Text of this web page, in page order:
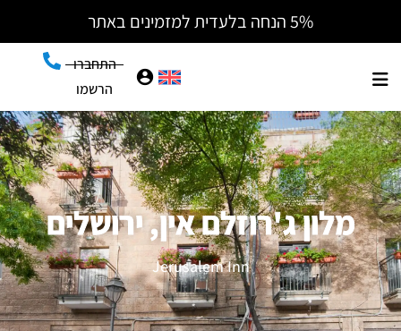
5% הנחה בלעדית למזמינים באתר
התחברו
הרשמו
מלון ג'רוזלם אין, ירושלים
Jerusalem Inn